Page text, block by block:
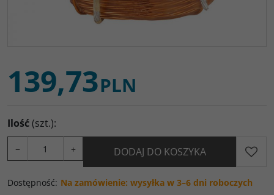
139,73PLN
Ilość(szt.):
− + DODAJ DO KOSZYKA
Dostępność: Na zamówienie: wysyłka w 3–6 dni roboczych